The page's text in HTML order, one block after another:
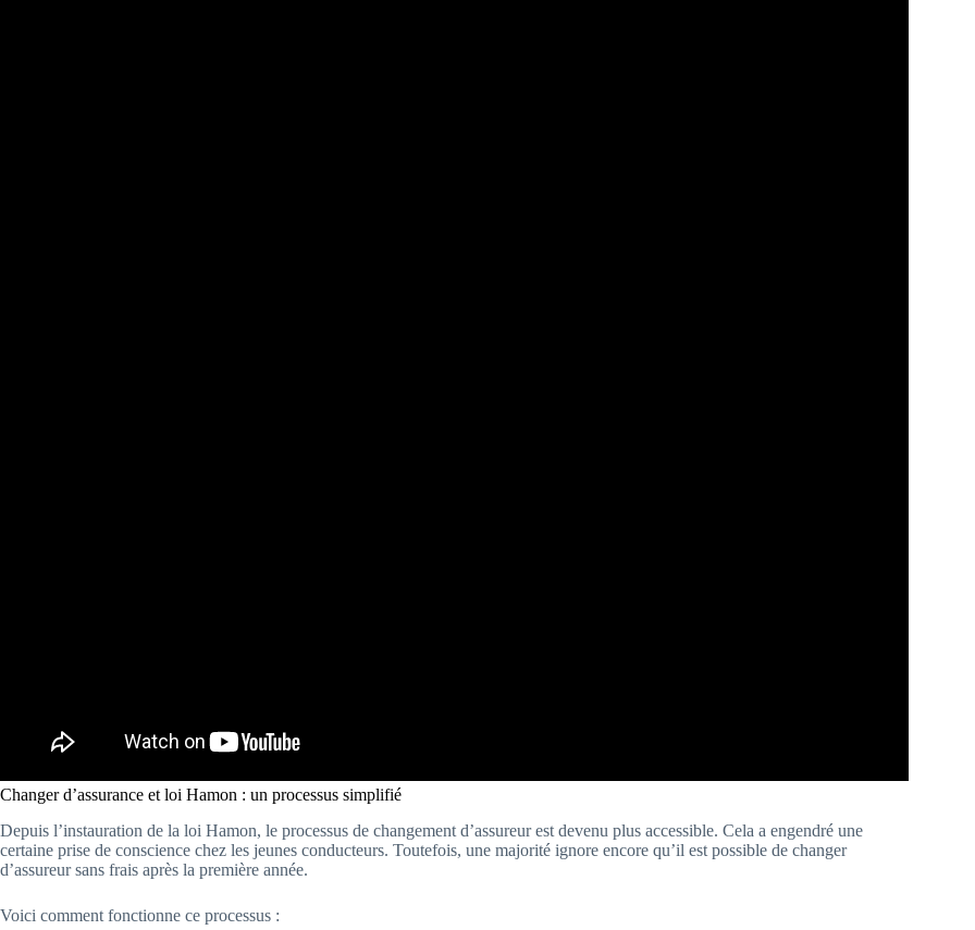
Changer d’assurance et loi Hamon : un processus simplifié
Depuis l’instauration de la loi Hamon, le processus de changement d’assureur est devenu plus accessible. Cela a engendré une
certaine prise de conscience chez les jeunes conducteurs. Toutefois, une majorité ignore encore qu’il est possible de changer
d’assureur sans frais après la première année.
Voici comment fonctionne ce processus :